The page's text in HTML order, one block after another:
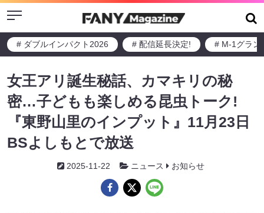
Menu
# ダブルインパクト2026 # 配信延長決定! # M-1グラン
女王アリ誕生秘話、カマキリの秘
密…子どもも楽しめる昆虫トーク!
『東野山里のインプット』11月23日
BSよしもとで放送
2025-11-22 ニュース お知らせ